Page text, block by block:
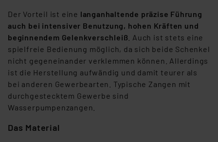
Der Vorteil ist eine langanhaltende präzise Führung
auch bei intensiver Benutzung, hohen Kräften und
beginnendem Gelenkverschleiß . Auch ist stets eine
spielfreie Bedienung möglich, da sich beide Schenkel
nicht gegeneinander verklemmen können. Allerdings
ist die Herstellung aufwändig und damit teurer als
bei anderen Gewerbearten. Typische Zangen mit
durchgestecktem Gewerbe sind
Wasserpumpenzangen.
Das Material